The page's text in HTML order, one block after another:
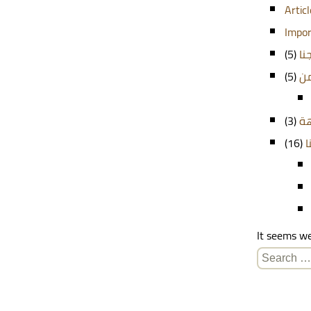
(5)
(5)
(3)
(16)
It seems
Search